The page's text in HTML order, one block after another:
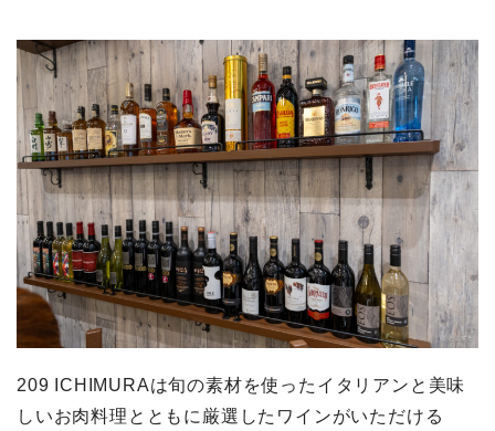
209 ICHIMURAは旬の素材を使ったイタリアンと美味
しいお肉料理とともに厳選したワインがいただける